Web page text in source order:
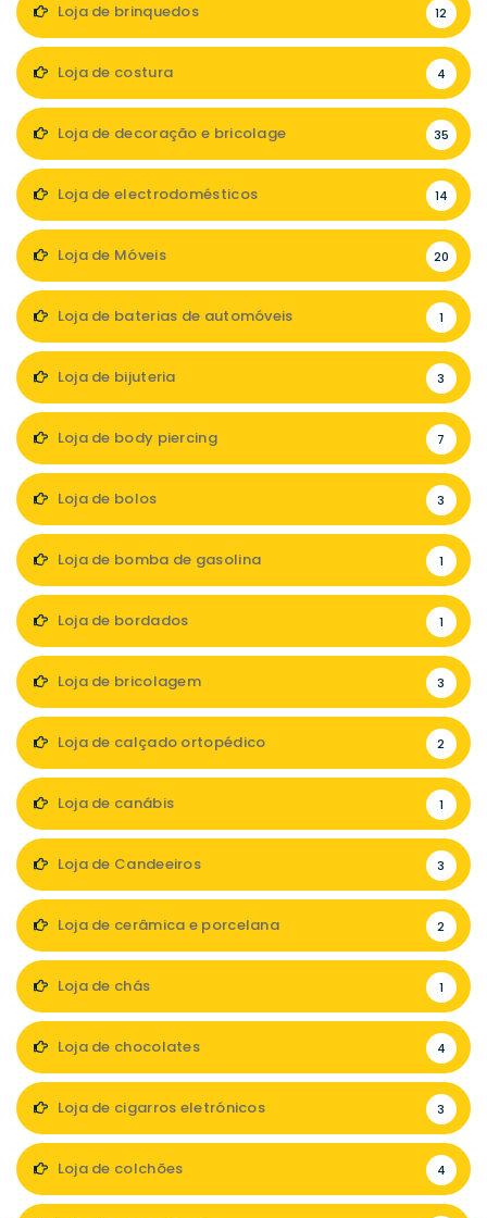
Loja de brinquedos 12
Loja de costura 4
Loja de decoração e bricolage 35
Loja de electrodomésticos 14
Loja de Móveis 20
Loja de baterias de automóveis 1
Loja de bijuteria 3
Loja de body piercing 7
Loja de bolos 3
Loja de bomba de gasolina 1
Loja de bordados 1
Loja de bricolagem 3
Loja de calçado ortopédico 2
Loja de canábis 1
Loja de Candeeiros 3
Loja de cerâmica e porcelana 2
Loja de chás 1
Loja de chocolates 4
Loja de cigarros eletrónicos 3
Loja de colchões 4